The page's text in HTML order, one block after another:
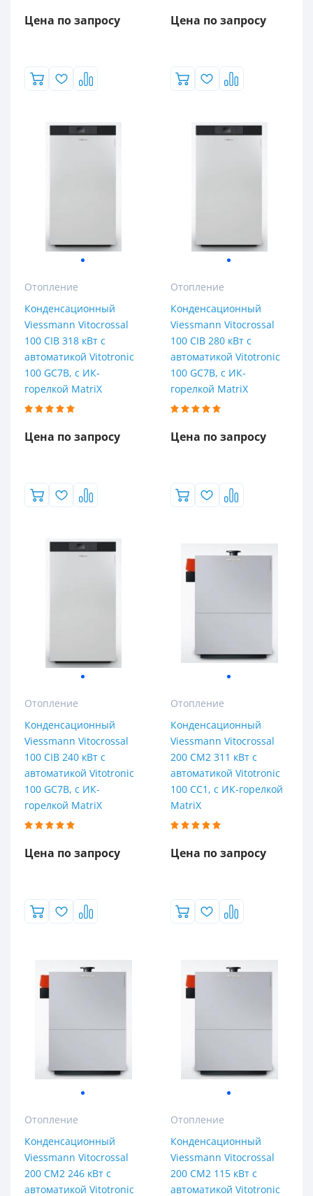
Цена по запросу Цена по запросу
Отопление
Конденсационный
Viessmann Vitocrossal
100 CIB 318 кВт с
автоматикой Vitotronic
100 GC7B, с ИК-
горелкой MatriX
Цена по запросу
Отопление
Конденсационный
Viessmann Vitocrossal
100 CIB 280 кВт с
автоматикой Vitotronic
100 GC7B, с ИК-
горелкой MatriX
Цена по запросу
Отопление
Конденсационный
Viessmann Vitocrossal
100 CIB 240 кВт с
автоматикой Vitotronic
100 GC7B, с ИК-
горелкой MatriX
Цена по запросу
Отопление
Конденсационный
Viessmann Vitocrossal
200 CM2 311 кВт с
автоматикой Vitotronic
100 CC1, с ИК-горелкой
MatriX
Цена по запросу
Отопление
Конденсационный
Viessmann Vitocrossal
200 CM2 246 кВт с
автоматикой Vitotronic
Отопление
Конденсационный
Viessmann Vitocrossal
200 CM2 115 кВт с
автоматикой Vitotronic